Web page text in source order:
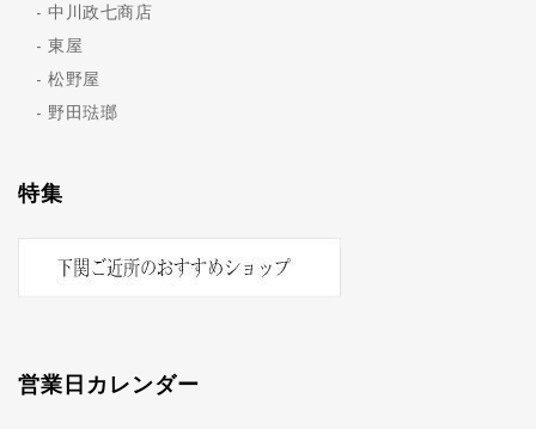
中川政七商店
東屋
松野屋
野田琺瑯
特集
営業日カレンダー